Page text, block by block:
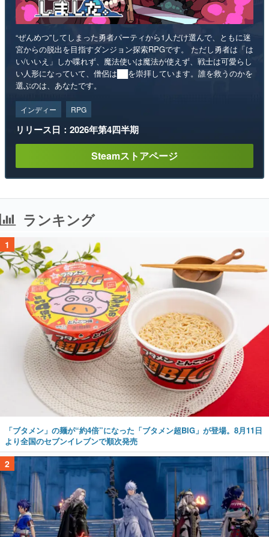
“ぜんめつ”してしまった勇者パーティから1人だけ選んで、ともに迷
宮からの脱出を目指すダンジョン探索RPGです。 ただし勇者は「は
い/いいえ」しか喋れず、魔法使いは魔法が使えず、戦士は可愛らし
い人形になっていて、僧侶は██を崇拝しています。誰を救うのかを
選ぶのは、あなたです。
インディー RPG
リリース日：2026年第4四半期
Steamストアページ
ランキング
1
「ブタメン」の麺が“約4倍”になった「ブタメン超BIG」が登場。8月11日
より全国のセブンイレブンで順次発売
2